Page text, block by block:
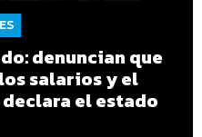
denuncian que
salarios y el
el estado